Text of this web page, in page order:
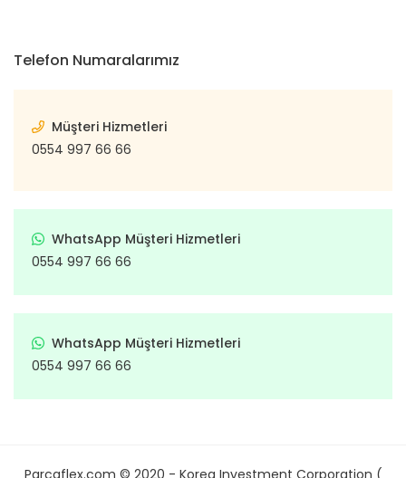
Telefon Numaralarımız
Müşteri Hizmetleri
0554 997 66 66
WhatsApp Müşteri Hizmetleri
0554 997 66 66
WhatsApp Müşteri Hizmetleri
0554 997 66 66
Parcaflex.com © 2020 - Korea Investment Corporation (